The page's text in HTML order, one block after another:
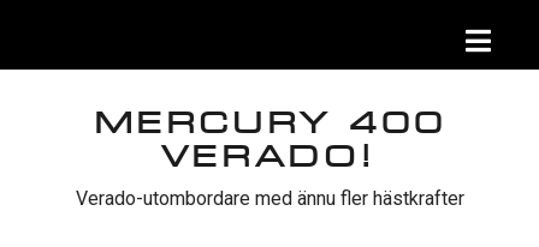
MERCURY 400
VERADO!
Verado-utombordare med ännu fler hästkrafter